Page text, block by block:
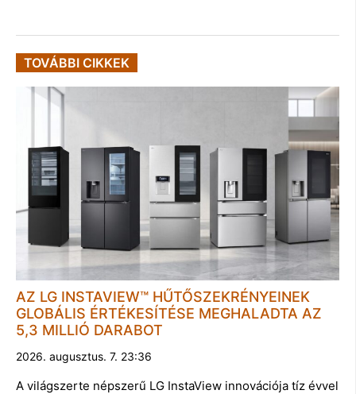
TOVÁBBI CIKKEK
AZ LG INSTAVIEW™ HŰTŐSZEKRÉNYEINEK
GLOBÁLIS ÉRTÉKESÍTÉSE MEGHALADTA AZ
5,3 MILLIÓ DARABOT
2026. augusztus. 7. 23:36
A világszerte népszerű LG InstaView innovációja tíz évvel